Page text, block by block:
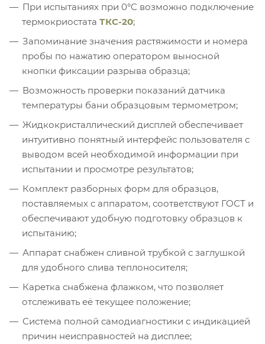
При испытаниях при 0°C возможно подключение
термокриостата ТКС-20;
Запоминание значения растяжимости и номера
пробы по нажатию оператором выносной
кнопки фиксации разрыва образца;
Возможность проверки показаний датчика
температуры бани образцовым термометром;
Жидкокристаллический дисплей обеспечивает
интуитивно понятный интерфейс пользователя с
выводом всей необходимой информации при
испытании и просмотре результатов;
Комплект разборных форм для образцов,
поставляемых с аппаратом, соответствуют ГОСТ и
обеспечивают удобную подготовку образцов к
испытанию;
Аппарат снабжен сливной трубкой с заглушкой
для удобного слива теплоносителя;
Каретка снабжена флажком, что позволяет
отслеживать её текущее положение;
Система полной самодиагностики с индикацией
причин неисправностей на дисплее;